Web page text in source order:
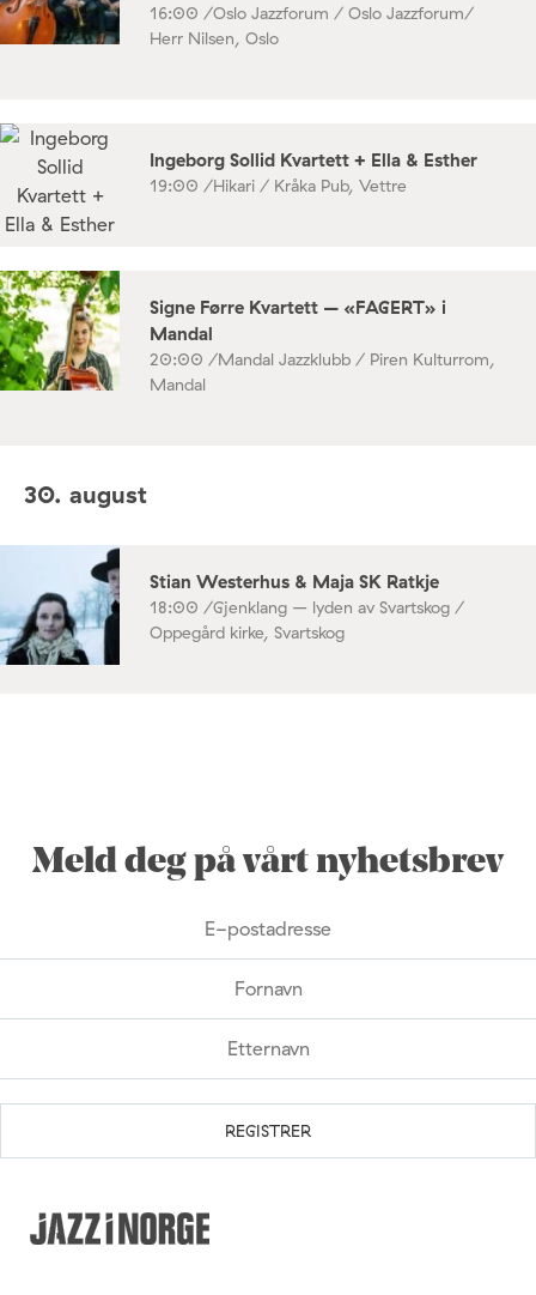
16:00 /Oslo Jazzforum / Oslo Jazzforum/
Herr Nilsen, Oslo
Ingeborg Sollid Kvartett + Ella & Esther
19:00 /Hikari / Kråka Pub, Vettre
Signe Førre Kvartett – «FAGERT» i
Mandal
20:00 /Mandal Jazzklubb / Piren Kulturrom,
Mandal
30. august
Stian Westerhus & Maja SK Ratkje
18:00 /Gjenklang – lyden av Svartskog /
Oppegård kirke, Svartskog
Meld deg på vårt nyhetsbrev